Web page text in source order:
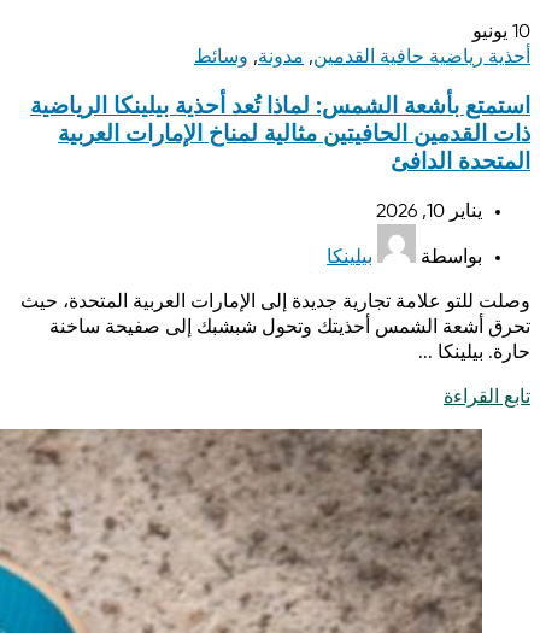
10 يونيو
أحذية رياضية حافية القدمين, مدونة, وسائط
استمتع بأشعة الشمس: لماذا تُعد أحذية بيلينكا الرياضية
ذات القدمين الحافيتين مثالية لمناخ الإمارات العربية
المتحدة الدافئ
يناير 10, 2026
بواسطة بيلينكا
وصلت للتو علامة تجارية جديدة إلى الإمارات العربية المتحدة، حيث
تحرق أشعة الشمس أحذيتك وتحول شبشبك إلى صفيحة ساخنة
حارة. بيلينكا ...
تابع القراءة